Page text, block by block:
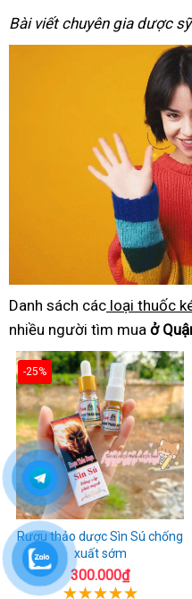
Bài viết chuyên gia dược
Danh sách các loại thuốc
nhiều người tìm mua ở
-25%
Rượu thảo dược Sìn Sú chống
xuất sớm
300.000₫